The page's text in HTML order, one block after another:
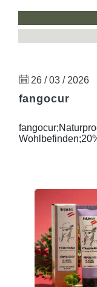
26 / 03 / 2026
fangocur